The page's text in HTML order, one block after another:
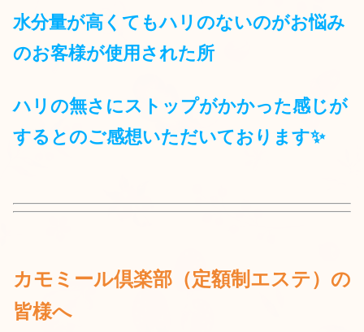
水分量が高くてもハリのないのがお悩み
のお客様が使用された所
ハリの無さにストップがかかった感じが
するとのご感想いただいております✨
カモミール倶楽部（定額制エステ）の
皆様へ